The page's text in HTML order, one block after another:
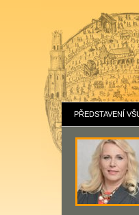
PŘEDSTAVENÍ